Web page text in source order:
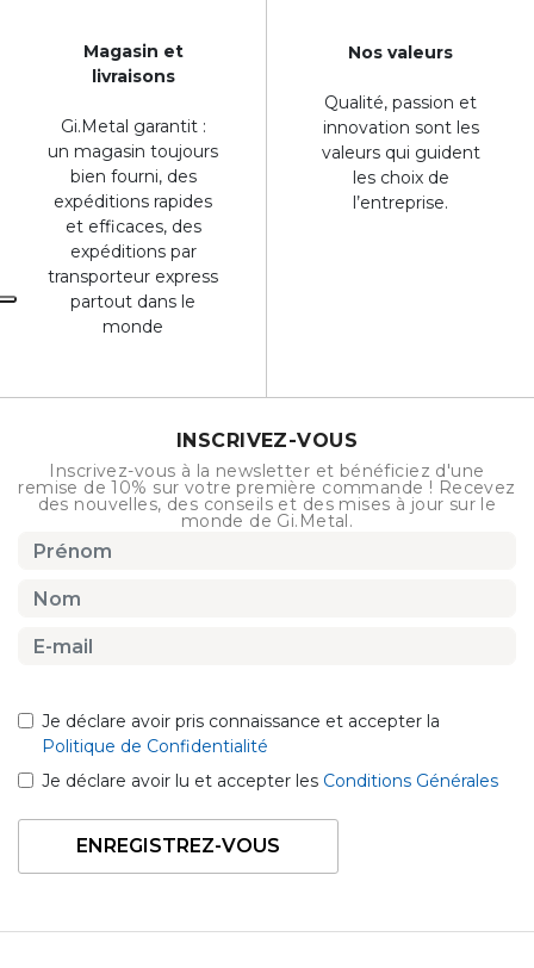
Magasin et
livraisons
Gi.Metal garantit :
un magasin toujours
bien fourni, des
expéditions rapides
et efficaces, des
expéditions par
transporteur express
partout dans le
monde
Nos valeurs
Qualité, passion et
innovation sont les
valeurs qui guident
les choix de
l’entreprise.
INSCRIVEZ-VOUS
Inscrivez-vous à la newsletter et bénéficiez d'une
remise de 10% sur votre première commande ! Recevez
des nouvelles, des conseils et des mises à jour sur le
monde de Gi.Metal.
Je déclare avoir pris connaissance et accepter la
Politique de Confidentialité
Je déclare avoir lu et accepter les Conditions Générales
ENREGISTREZ-VOUS